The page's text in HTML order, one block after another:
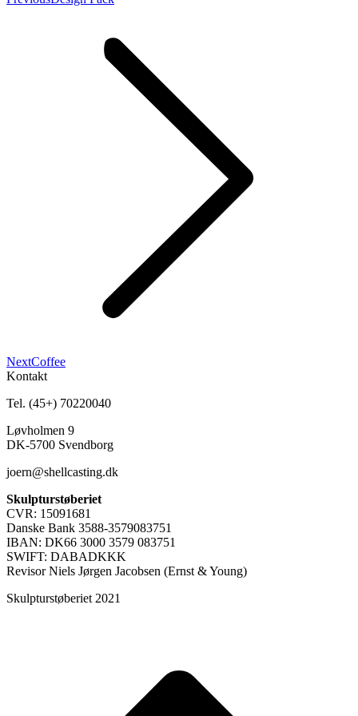
NextNext
project:
Coffee
Kontakt
Tel. (45+) 70220040
Løvholmen 9
DK-5700 Svendborg
joern@shellcasting.dk
Skulpturstøberiet
CVR: 15091681
Danske Bank 3588-3579083751
IBAN: DK66 3000 3579 083751
SWIFT: DABADKKK
Revisor Niels Jørgen Jacobsen (Ernst & Young)
Skulpturstøberiet 2021